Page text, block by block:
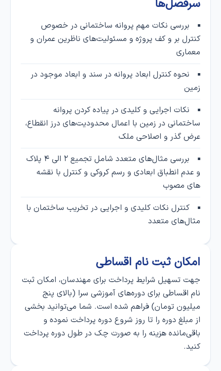
سرفصل‌ها
بررسی نکات مهم پروانه ساختمانی در خصوص
کنترل بر و کف پروژه و مسئولیت‌های ناظرین عمران و
معماری
نحوه کنترل ابعاد پروانه در سند و ابعاد موجود در
زمین
نکات اجرایی و کلیدی در پیاده کردن پروانه
ساختمانی در زمین با اعمال محدودیت‌های درز انقطاع،
عرض گذر و اصلاحی ملک
بررسی مثال‌های متعدد شامل تجمیع ۲ الی ۴ پلاک
و عدم انطباق ابعادی و رسم کروکی و کنترل با نقشه
های مصوب
کنترل نکات کلیدی و اجرایی در تخریب ساختمان با
مثال‌های متعدد
امکان ثبت‌ نام اقساطی
جهت تسهیل شرایط پرداخت برای مهندسان، امکان ثبت‌
نام اقساطی برای دوره‌های آموزشی سرا (بالای پنج
میلیون تومان) فراهم شده است. شما می‌توانید بخشی
از مبلغ دوره را تا روز شروع دوره پرداخت نموده و
باقی‌مانده هزینه را به صورت چک در طول دوره پرداخت
کنید.